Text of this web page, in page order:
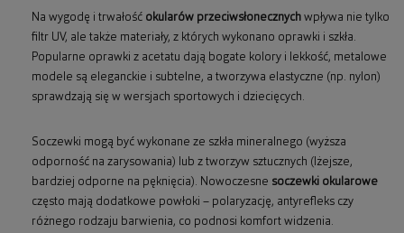
Na wygodę i trwałość okularów przeciwsłonecznych wpływa nie tylko
filtr UV, ale także materiały, z których wykonano oprawki i szkła.
Popularne oprawki z acetatu dają bogate kolory i lekkość, metalowe
modele są eleganckie i subtelne, a tworzywa elastyczne (np. nylon)
sprawdzają się w wersjach sportowych i dziecięcych.
Soczewki mogą być wykonane ze szkła mineralnego (wyższa
odporność na zarysowania) lub z tworzyw sztucznych (lżejsze,
bardziej odporne na pęknięcia). Nowoczesne soczewki okularowe
często mają dodatkowe powłoki – polaryzację, antyrefleks czy
różnego rodzaju barwienia, co podnosi komfort widzenia.